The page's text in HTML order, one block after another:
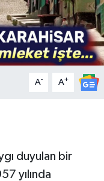
A- A+
duyulan bir
yılında